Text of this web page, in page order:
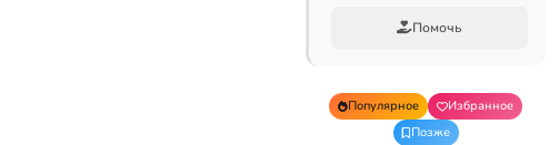
Помочь
Популярное
Избранное
Позже